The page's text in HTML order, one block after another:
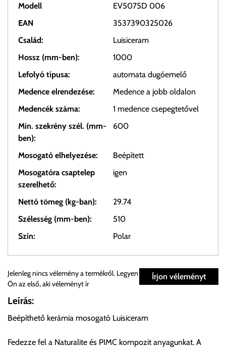
Modell
EV5075D 006
EAN
3537390325026
Család:
Luisiceram
Hossz (mm-ben):
1000
Lefolyó típusa:
automata dugóemelő
Medence elrendezése:
Medence a jobb oldalon
Medencék száma:
1 medence csepegtetővel
Min. szekrény szél. (mm-
ben):
600
Mosogató elhelyezése:
Beépített
Mosogatóra csaptelep
szerelhető:
igen
Nettó tömeg (kg-ban):
29.74
Szélesség (mm-ben):
510
Szín:
Polar
Személyes átvétel:
Önnek lehetősége van rendelését a beérkezést követően
ingyenesen átvenni Budapesti Cégcsoportunk Stúdiójában
előre egyeztetett időpontban.
Cím:1133 Budapest, Váci út 100.
Írjon véleményt
Jelenleg nincs vélemény a termékről. Legyen
Ön az első, aki véleményt ír
Leírás:
Beépíthető kerámia mosogató Luisiceram
Fedezze fel a Naturalite és PIMC kompozit anyagunkat. A